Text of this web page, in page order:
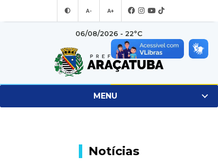
A- A+
06/08/2026 - 22°C
MENU
Notícias